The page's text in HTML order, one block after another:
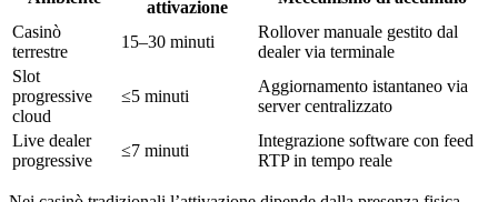
attivazione
Casinò
terrestre
15–30 minuti
Rollover manuale gestito dal
dealer via terminale
Slot
progressive
cloud
≤5 minuti
Aggiornamento istantaneo via
server centralizzato
Live dealer
progressive
≤7 minuti
Integrazione software con feed
RTP in tempo reale